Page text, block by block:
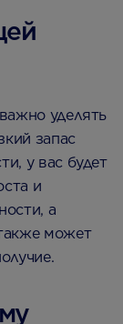
уделять
запас
у вас будет
и
а
может